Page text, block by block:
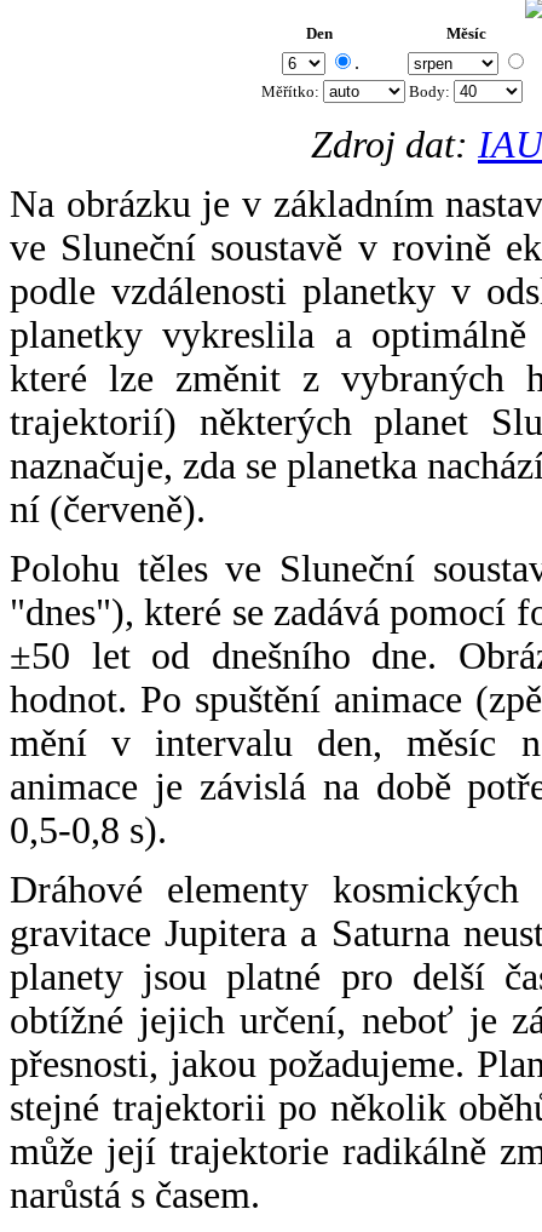
Den Měsíc
.
Měřítko: Body:
Zdroj dat:
Na obrázku je v základním
ve Sluneční soustavě v rovině
podle vzdálenosti planetky v
planetky vykreslila a
které lze změnit z vybraných
trajektorií) některých planet
naznačuje, zda se planetka
ní (červeně).
Polohu těles ve Sluneční
"dnes"), které se zadává pomocí
±50 let od dnešního dne.
hodnot. Po spuštění animace
mění v intervalu den, měsíc
animace je závislá na době
0,5-0,8 s).
Dráhové elementy
gravitace Jupitera a Saturna
planety jsou platné pro delší
obtížné jejich určení, neboť je
přesnosti, jakou požadujeme.
stejné trajektorii po několik
může její trajektorie radikálně
narůstá s časem.